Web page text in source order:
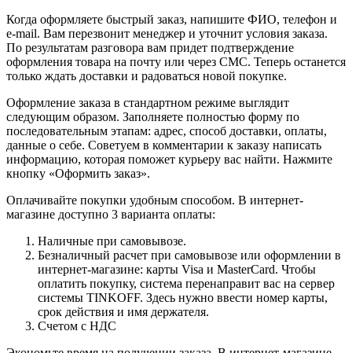
Когда оформляете быстрый заказ, напишите ФИО, телефон и
e-mail. Вам перезвонит менеджер и уточнит условия заказа.
По результатам разговора вам придет подтверждение
оформления товара на почту или через СМС. Теперь останется
только ждать доставки и радоваться новой покупке.
Оформление заказа в стандартном режиме выглядит
следующим образом. Заполняете полностью форму по
последовательным этапам: адрес, способ доставки, оплаты,
данные о себе. Советуем в комментарии к заказу написать
информацию, которая поможет курьеру вас найти. Нажмите
кнопку «Оформить заказ».
Оплачивайте покупки удобным способом. В интернет-
магазине доступно 3 варианта оплаты:
Наличные при самовывозе.
Безналичный расчет при самовывозе или оформлении в
интернет-магазине: карты Visa и MasterCard. Чтобы
оплатить покупку, система перенаправит вас на сервер
системы TINKOFF. Здесь нужно ввести номер карты,
срок действия и имя держателя.
Счетом с НДС